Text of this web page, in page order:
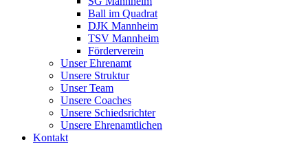
Ball im Quadrat
DJK Mannheim
TSV Mannheim
Förderverein
Unser Ehrenamt
Unsere Struktur
Unser Team
Unsere Coaches
Unsere Schiedsrichter
Unsere Ehrenamtlichen
Kontakt